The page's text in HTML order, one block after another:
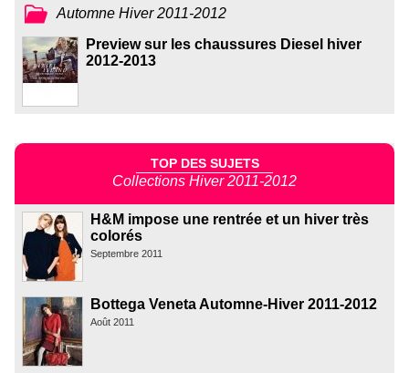
Automne Hiver 2011-2012
Preview sur les chaussures Diesel hiver
2012-2013
TOP DES SUJETS
Collections Hiver 2011-2012
H&M impose une rentrée et un hiver très
colorés
Septembre 2011
Bottega Veneta Automne-Hiver 2011-2012
Août 2011